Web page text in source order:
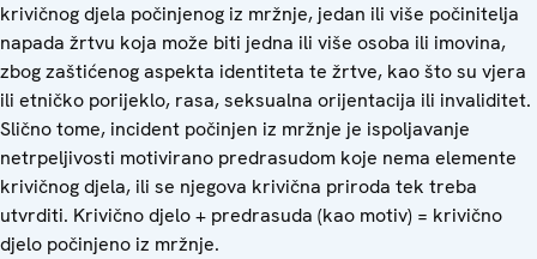
krivičnog djela počinjenog iz mržnje, jedan ili više počinitelja
napada žrtvu koja može biti jedna ili više osoba ili imovina,
zbog zaštićenog aspekta identiteta te žrtve, kao što su vjera
ili etničko porijeklo, rasa, seksualna orijentacija ili invaliditet.
Slično tome, incident počinjen iz mržnje je ispoljavanje
netrpeljivosti motivirano predrasudom koje nema elemente
krivičnog djela, ili se njegova krivična priroda tek treba
utvrditi. Krivično djelo + predrasuda (kao motiv) = krivično
djelo počinjeno iz mržnje.